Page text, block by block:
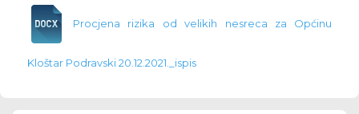
Procjena rizika od velikih nesreca za Općinu
Kloštar Podravski 20.12.2021._ispis